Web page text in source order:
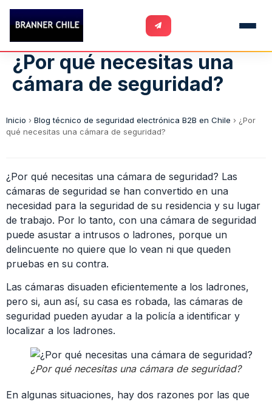
¿Por qué necesitas una
cámara de seguridad?
Inicio › Blog técnico de seguridad electrónica B2B en Chile › ¿Por
qué necesitas una cámara de seguridad?
¿Por qué necesitas una cámara de seguridad? Las
cámaras de seguridad se han convertido en una
necesidad para la seguridad de su residencia y su lugar
de trabajo. Por lo tanto, con una cámara de seguridad
puede asustar a intrusos o ladrones, porque un
delincuente no quiere que lo vean ni que queden
pruebas en su contra.
Las cámaras disuaden eficientemente a los ladrones,
pero si, aun así, su casa es robada, las cámaras de
seguridad pueden ayudar a la policía a identificar y
localizar a los ladrones.
¿Por qué necesitas una cámara de seguridad?
En algunas situaciones, hay dos razones por las que